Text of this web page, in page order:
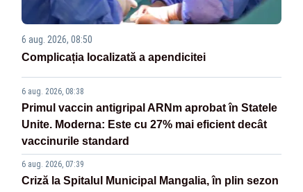
6 aug. 2026, 08:50
Complicația localizată a apendicitei
6 aug. 2026, 08:38
Primul vaccin antigripal ARNm aprobat în Statele
Unite. Moderna: Este cu 27% mai eficient decât
vaccinurile standard
6 aug. 2026, 07:39
Criză la Spitalul Municipal Mangalia, în plin sezon